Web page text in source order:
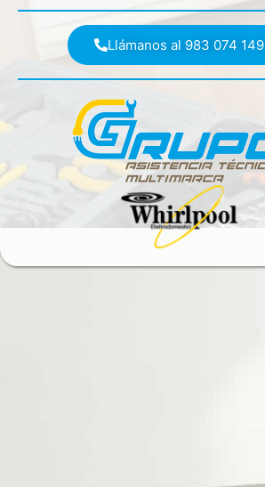
Llámanos al 983 074 149